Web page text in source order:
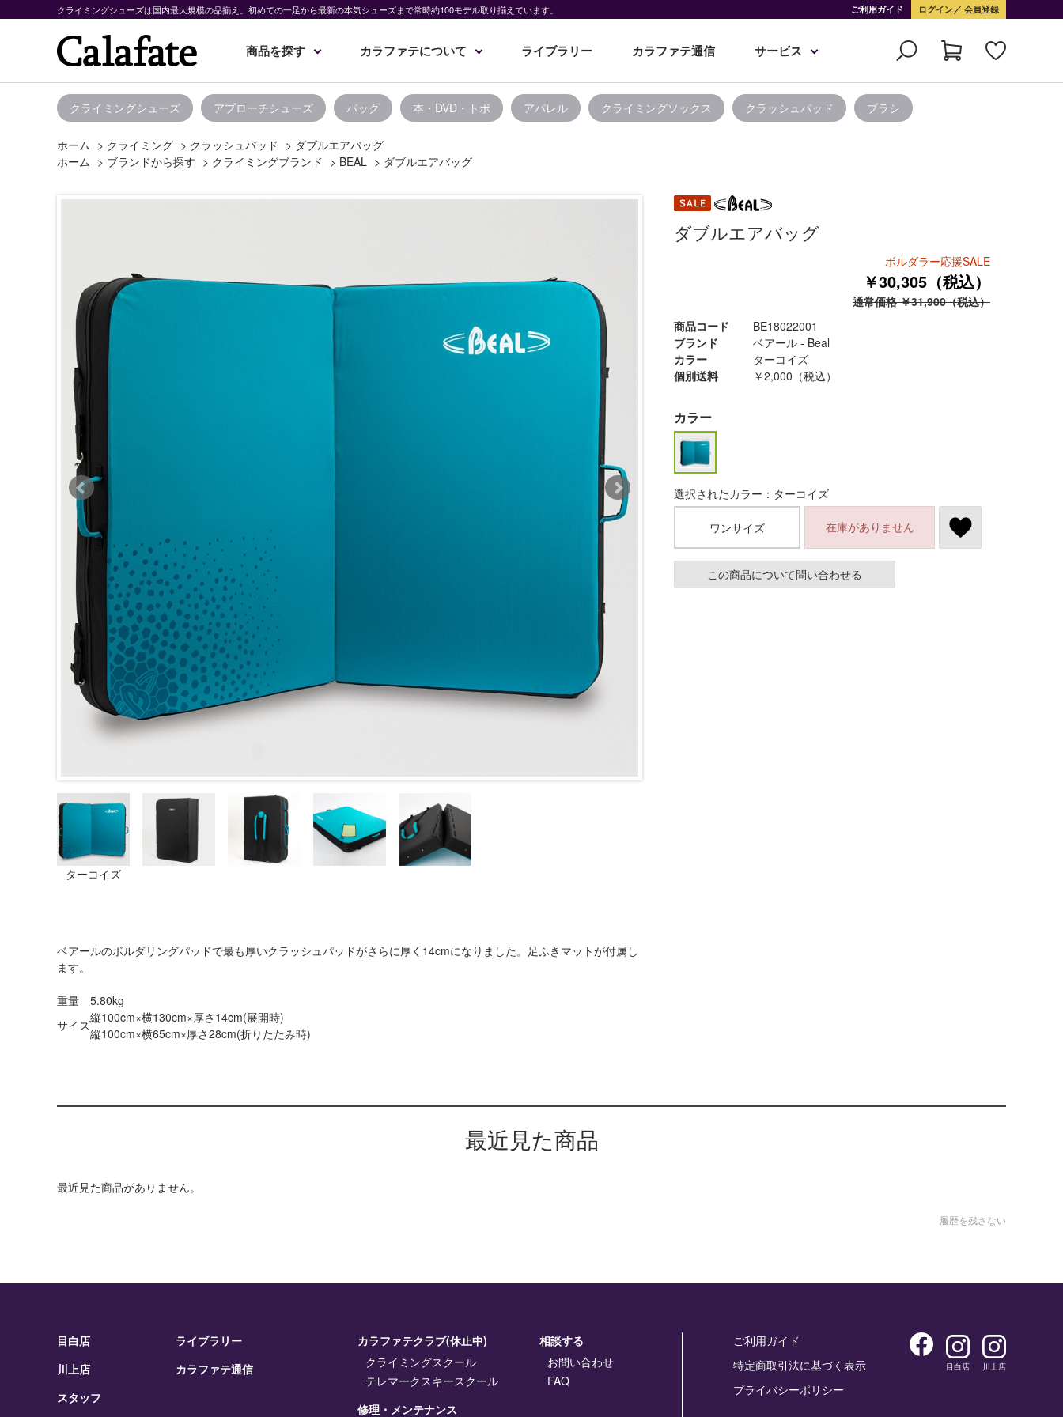
クライミングシューズは国内最大規模の品揃え。初めての一足から最新の本気シューズまで常時約100モデル取り揃えています。 ご利用ガイド ログイン 会員登録
商品を探す カラファテについて ライブラリー カラファテ通信 サービス
クライミングシューズ アプローチシューズ パック 本・DVD・トポ アパレル クライミングソックス クラッシュパッド ブラシ
ホーム > クライミング > クラッシュパッド > ダブルエアバッグ
ホーム > ブランドから探す > クライミングブランド > BEAL > ダブルエアバッグ
ターコイズ
ベアールのボルダリングパッドで最も厚いクラッシュパッドがさらに厚く14cmになりました。足ふきマットが付属し
ます。
重量
5.80kg
サイズ縦100cm×横130cm×厚さ14cm(展開時)
縦100cm×横65cm×厚さ28cm(折りたたみ時)
ダブルエアバッグ
ボルダラー応援SALE
￥30,305（税込）
通常価格 ￥31,900（税込）
商品コード
BE18022001
ブランド
ベアール - Beal
カラー
ターコイズ
個別送料
￥2,000（税込）
カラー
選択されたカラー：ターコイズ
ワンサイズ 在庫がありません
この商品について問い合わせる
最近見た商品
最近見た商品がありません。
履歴を残さない
目白店
川上店
スタッフ
ライブラリー
カラファテ通信
カラファテクラブ(休止中)
クライミングスクール
テレマークスキースクール
修理・メンテナンス
相談する
お問い合わせ
FAQ
ご利用ガイド
特定商取引法に基づく表示
プライバシーポリシー
目白店 川上店